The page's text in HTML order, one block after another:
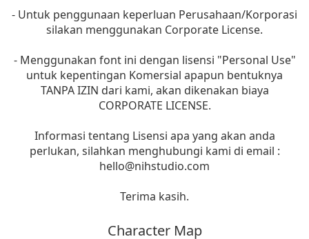
- Untuk penggunaan keperluan Perusahaan/Korporasi
silakan menggunakan Corporate License.
- Menggunakan font ini dengan lisensi "Personal Use"
untuk kepentingan Komersial apapun bentuknya
TANPA IZIN dari kami, akan dikenakan biaya
CORPORATE LICENSE.
Informasi tentang Lisensi apa yang akan anda
perlukan, silahkan menghubungi kami di email :
hello@nihstudio.com
Terima kasih.
Character Map